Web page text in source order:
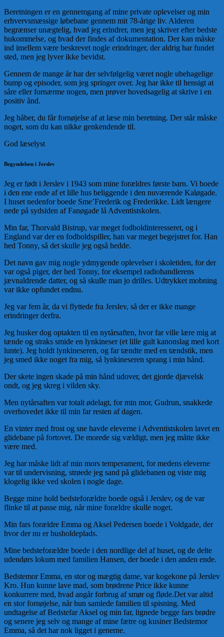
Beretningen er en gennemgang af mine private oplevelser og min
erhvervsmæssige løbebane gennem mit 78-årige liv. Alderen
begrænser unægtelig, hvad jeg erindrer, men jeg skriver efter bedste
hukommelse, og hvad der findes af dokumentation. Der kan måske
ind imellem være beskrevet nogle erindringer, der aldrig har fundet
sted, men jeg lyver ikke bevidst.
Gennem de mange år har der selvfølgelig været nogle ubehagelige
bump og episoder, som jeg springer over. Jeg har ikke til hensigt at
såre eller fornærme nogen, men prøver hovedsagelig at skrive i en
positiv ånd.
Jeg håber, du får fornøjelse af at læse min beretning. Der står måske
noget, som du kan nikke genkendende til.
God læselyst
Begyndelsen i Jerslev
Jeg er født i Jerslev i 1943 som mine forældres første barn. Vi boede
i den ene ende af et lille hus beliggende i den nuværende Kaløgade.
I huset nedenfor boede Sme’Frederik og Frederikke. Lidt længere
nede på sydsiden af Fanøgade lå Adventistskolen.
Min far, Thorvald Bistrup, var meget fodboldinteresseret, og i
England var der en fodboldspiller, han var meget begejstret for. Han
hed Tonny, så det skulle jeg også hedde.
Det navn gav mig nogle ydmygende oplevelser i skoletiden, for der
var også piger, der hed Tonny, for eksempel radiohandlerens
jævnaldrende datter, og så skulle man jo drilles. Udtrykket mobning
var ikke opfundet endnu.
Jeg var fem år, da vi flyttede fra Jerslev, så der er ikke mange
erindringer derfra.
Jeg husker dog optakten til en nytårsaften, hvor far ville lære mig at
tænde og straks smide en lynkineser (et lille gult kanonslag med kort
lunte). Jeg holdt lynkineseren, og far tændte med en tændstik, men
jeg smed ikke noget fra mig, så lynkineseren sprang i min hånd.
Der skete ingen skade på min hånd udover, det gjorde djævelsk
ondt, og jeg skreg i vilden sky.
Men nytårsaften var totalt ødelagt, for min mor, Gudrun, snakkede
overhovedet ikke til min far resten af dagen.
En vinter med frost og sne havde eleverne i Adventistskolen lavet en
glidebane på fortovet. De morede sig vældigt, men jeg måtte ikke
være med.
Jeg har måske lidt af min mors temperament, for medens eleverne
var til undervisning, strøede jeg sand på glidebanen og viste mig
klogelig ikke ved skolen i nogle dage.
Begge mine hold bedsteforældre boede også i Jerslev, og de var
flinke til at passe mig, når mine forældre skulle noget.
Min fars forældre Emma og Aksel Pedersen boede i Voldgade, der
hvor der nu er busholdeplads.
Mine bedsteforældre boede i den nordlige del af huset, og de delte
udendørs lokum med familien Hansen, der boede i den anden ende.
Bedstemor Emma, en stor og mægtig dame, var kogekone på Jerslev
Kro. Hun kunne lave mad, som brødrene Price ikke kunne
konkurrere med, hvad angår forbrug af smør og fløde.Det var altid
en stor fornøjelse, når hun samlede familien til spisning. Med
undtagelse af Bedstefar Aksel og min far, lignede begge fars brødre
og senere jeg selv og mange af mine fætre og kusiner Bedstemor
Emma, så det har nok ligget i generne.